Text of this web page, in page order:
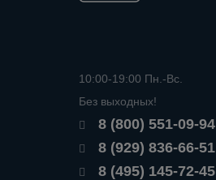
10:00-19:00 Пн.-Вс.
Без выходных!
8 (800) 551-09-94
8 (929) 836-66-51
8 (495) 145-72-45